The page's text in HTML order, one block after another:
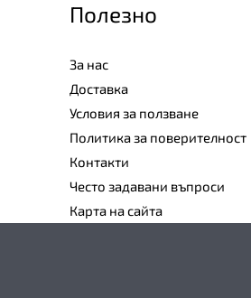
Полезно
За нас
Доставка
Условия за ползване
Политика за поверителност
Контакти
Често задавани въпроси
Карта на сайта